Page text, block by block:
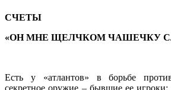
СЧЕТЫ
«ОН МНЕ ЩЕЛЧКОМ ЧАШЕЧКУ
Есть у «атлантов» в борьбе
секретное оружие – бывшие ее